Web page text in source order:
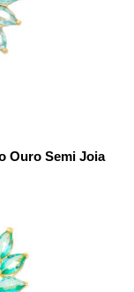
Ouro Semi Joia